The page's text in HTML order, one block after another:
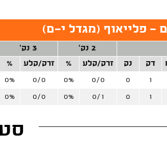
- פלייאוף (מגדל י-ם)
2 נק' 3 נק'
דק נק זרק/קלע % זרק/קלע %
1
0
0/0
0%
0/0
0%
1
0
0/1
0%
0/0
0%